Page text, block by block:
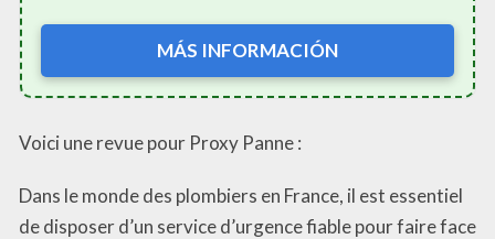
MÁS INFORMACIÓN
Voici une revue pour Proxy Panne :
Dans le monde des plombiers en France, il est essentiel
de disposer d’un service d’urgence fiable pour faire face